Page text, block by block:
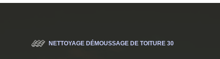
NETTOYAGE DÉMOUSSAGE DE TOITURE 30